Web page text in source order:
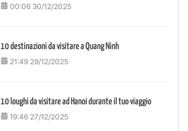
00:06 30/12/2025
10 destinazioni da visitare a Quang Ninh
21:49 29/12/2025
10 loughi da visitare ad Hanoi durante il tuo viaggio
19:46 27/12/2025